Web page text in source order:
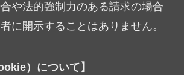
や法的強制力のある請求の場合
に開示することはありません。
）について】